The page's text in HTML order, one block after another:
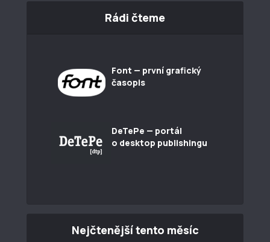
Rádi čteme
Font — první grafický
časopis
DeTePe — portál
o desktop publishingu
Nejčtenější tento měsíc